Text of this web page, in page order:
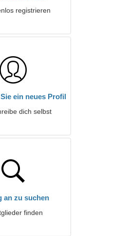
registrieren
ein neues Profil
dich selbst
an zu suchen
finden